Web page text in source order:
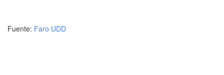
Fuente: Faro UDD